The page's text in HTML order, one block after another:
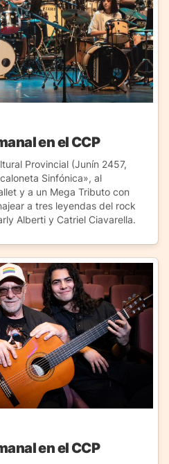
en el CCP
Provincial (Junín 2457,
Sinfónica», al
y a un Mega Tributo con
a tres leyendas del rock
Alberti y Catriel Ciavarella.
en el CCP